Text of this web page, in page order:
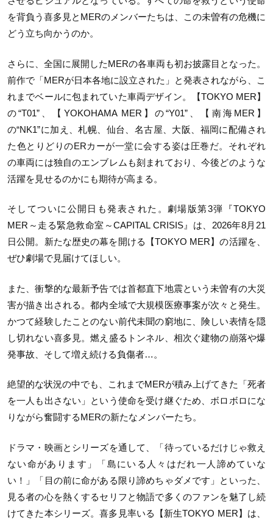
を背負う喜多見とMERのメンバーたちは、この未曽有の危機に
どう立ち向かうのか。
さらに、全国に展開したMERの各車両も初お披露目となった。
前作で「MERが日本各地に設立された」と発表されながら、こ
れまでベールに包まれていた車両デザイン。【TOKYO MER】
の“T01”、【YOKOHAMA MER】の“Y01”、【南海MER】
の“NK1”に加え、札幌、仙台、名古屋、大阪、福岡に配備され
た色とりどりのERカーが一堂に会する姿は圧巻だ。それぞれ
の車両には独自のエンブレムも刻まれており、今後どのような
活躍を見せるのかにも期待が高まる。
そしてついに公開日も発表された。劇場版第3弾『TOKYO
MER～走る緊急救命室～CAPITAL CRISIS』は、2026年8月21
日公開。新たな歴史の幕を開ける【TOKYO MER】の活躍を、
ぜひ劇場で見届けてほしい。
また、衝撃的な最新予告では首都直下地震という未曽有の大災
害が描き出される。都内全域で大規模医療事案が次々と発生。
かつて経験したことのない前代未聞の窮地に、険しい表情を隠
し切れない喜多見。燃え盛るトンネル、相次ぐ建物の崩落や爆
発事故、そして増え続ける負傷者…。
絶望的な状況の中でも、これまでMERが積み上げてきた「死者
を一人も出さない」という使命を受け継ぐため、ボロボロにな
りながら奮闘するMERの新たなメンバーたち。
ドラマ・映画とシリーズを通して、「待っているだけじゃ救え
ない命があります」「島にいる人々はだれ一人諦めていな
い！」「目の前に命がある限り諦めちゃダメです」といった、
見る者の心を熱くするセリフと物語で多くのファンを魅了し続
けてきた本シリーズ。喜多見率いる【新生TOKYO MER】は、